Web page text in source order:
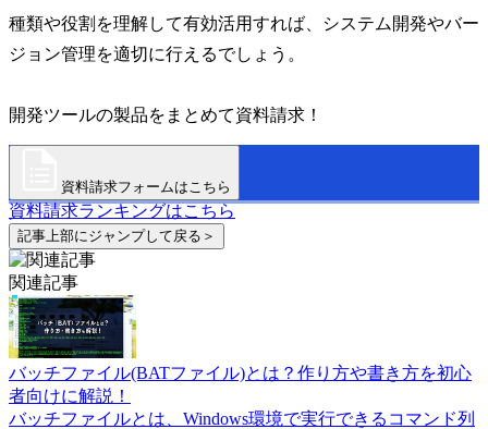
種類や役割を理解して有効活用すれば、システム開発やバー
ジョン管理を適切に行えるでしょう。
開発ツールの製品をまとめて資料請求！
資料請求フォームはこちら
資料請求ランキングはこちら
記事上部にジャンプして戻る＞
関連記事
バッチファイル(BATファイル)とは？作り方や書き方を初心
者向けに解説！
バッチファイルとは、Windows環境で実行できるコマンド列